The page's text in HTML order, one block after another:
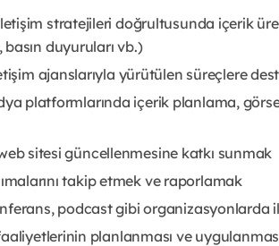
stratejileri doğrultusunda içerik
duyuruları vb.)
ajanslarıyla yürütülen süreçlere
platformlarında içerik planlama,
sitesi güncellenmesine katkı sunmak
takip etmek ve raporlamak
podcast gibi
planlanması ve